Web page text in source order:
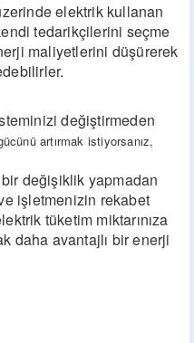
elektrik kullanan
tedarikçilerini seçme
maliyetlerini düşürerek
değiştirmeden
artırmak istiyorsanız,
değişiklik yapmadan
işletmenizin rekabet
tüketim miktarınıza
daha avantajlı bir enerji